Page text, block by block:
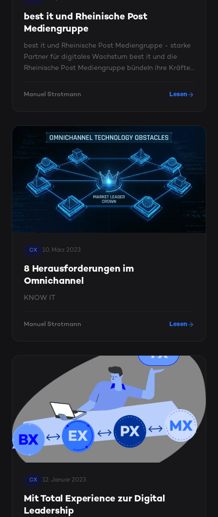
best it und Rheinische Post
Mediengruppe
best it und Rheinische Post Mediengruppe - starke
Partner für digitales Wachstum best it und die
Rheinische Post Mediengruppe bündeln ihre Kräfte
Manuel Strotmann Lesen
CX 10. März 2023
8 Herausforderungen im
Omnichannel
KNOW IT
Manuel Strotmann Lesen
CX 12. Januar 2023
Mit Total Experience zur Digital
Leadership